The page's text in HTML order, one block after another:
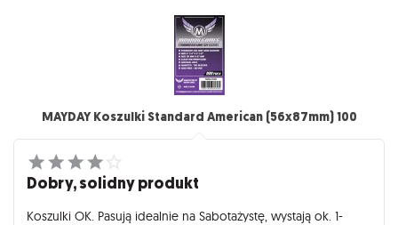
MAYDAY Koszulki Standard American (56x87mm) 100
Dobry, solidny produkt
Koszulki OK. Pasują idealnie na Sabotażystę, wystają ok. 1-